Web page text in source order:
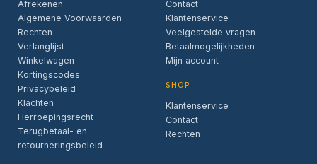
Afrekenen
Algemene Voorwaarden
Rechten
Verlanglijst
Winkelwagen
Kortingscodes
Privacybeleid
Klachten
Herroepingsrecht
Terugbetaal- en
retourneringsbeleid
Contact
Klantenservice
Veelgestelde vragen
Betaalmogelijkheden
Mijn account
SHOP
Klantenservice
Contact
Rechten